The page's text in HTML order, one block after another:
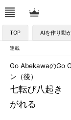
TOP AIを作り動
連載
七転び八起き
がれる
Go AbekawaのGo
ン（後）